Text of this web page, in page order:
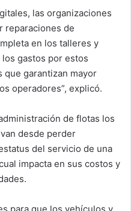
las organizaciones
reparaciones de
en los talleres y
gastos por estos
que garantizan mayor
operadores”, explicó.
de flotas los
desde perder
del servicio de una
impacta en sus costos y
para que los vehículos y